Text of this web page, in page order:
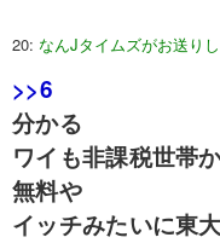
20: なんJタイムズがお送り
>>6
分かる
ワイも非課税世帯
無料や
イッチみたいに東